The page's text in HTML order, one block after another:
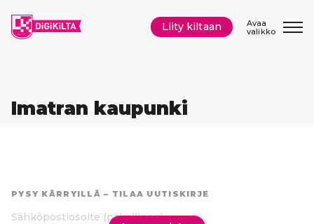
sisältöön
Avaa
valikko
Liity kiltaan
Imatran kaupunki
PYSY KÄRRYILLÄ – TILAA UUTISKIRJE
Sähköpostiosoite (pakollinen)